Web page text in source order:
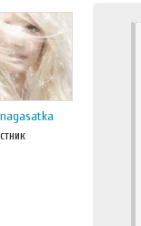
nagasatka